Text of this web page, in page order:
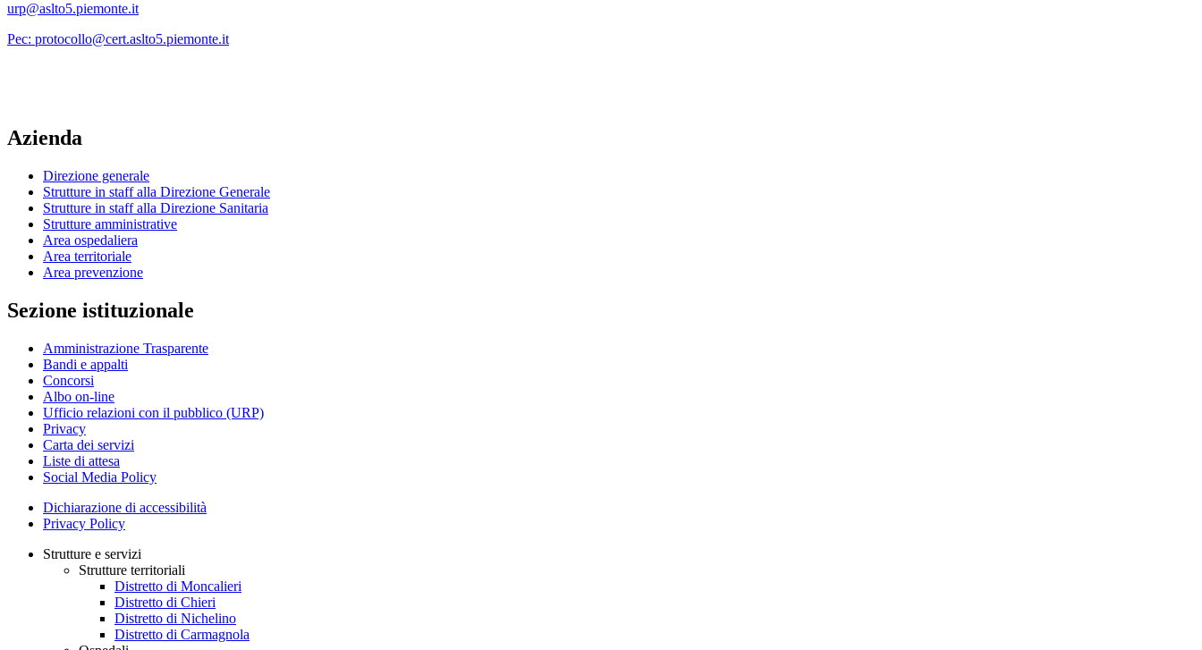
urp@aslto5.piemonte.it
Pec: protocollo@cert.aslto5.piemonte.it
Azienda
Direzione generale
Strutture in staff alla Direzione Generale
Strutture in staff alla Direzione Sanitaria
Strutture amministrative
Area ospedaliera
Area territoriale
Area prevenzione
Sezione istituzionale
Amministrazione Trasparente
Bandi e appalti
Concorsi
Albo on-line
Ufficio relazioni con il pubblico (URP)
Privacy
Carta dei servizi
Liste di attesa
Social Media Policy
Dichiarazione di accessibilità
Privacy Policy
Strutture e servizi
Strutture territoriali
Distretto di Moncalieri
Distretto di Chieri
Distretto di Nichelino
Distretto di Carmagnola